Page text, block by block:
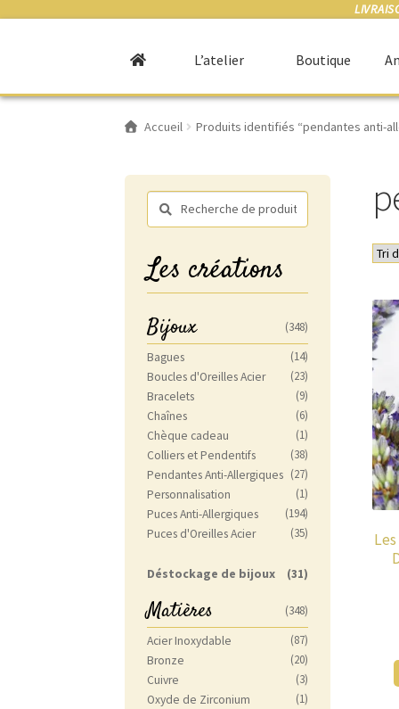
L’atelier Boutique
Accueil Produits identifiés “pendantes anti-
Recherche
pour :
Recherche
Les créations
Bijoux
(348)
Bagues
(14)
Boucles d'Oreilles Acier
(23)
Bracelets
(9)
Chaînes
(6)
Chèque cadeau
(1)
Colliers et Pendentifs
(38)
Pendantes Anti-Allergiques (27)
Personnalisation
(1)
Puces Anti-Allergiques
(194)
Puces d'Oreilles Acier
(35)
Déstockage de bijoux (31)
Matières
(348)
Acier Inoxydable
(87)
Bronze
(20)
Cuivre
(3)
Oxyde de Zirconium
(1)